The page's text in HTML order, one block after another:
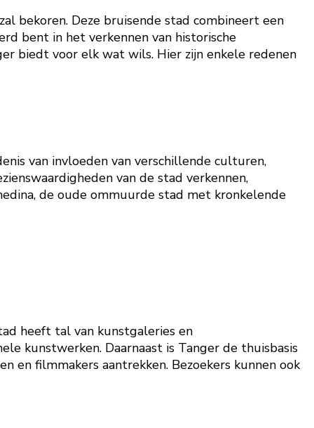
bekoren. Deze bruisende stad combineert een
bent in het verkennen van historische
biedt voor elk wat wils. Hier zijn enkele redenen
van invloeden van verschillende culturen,
van de stad verkennen,
de oude ommuurde stad met kronkelende
heeft tal van kunstgaleries en
kunstwerken. Daarnaast is Tanger de thuisbasis
en filmmakers aantrekken. Bezoekers kunnen ook